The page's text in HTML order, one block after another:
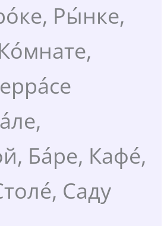
Ры́нке,
Ба́ре, Кафе́,
Саду